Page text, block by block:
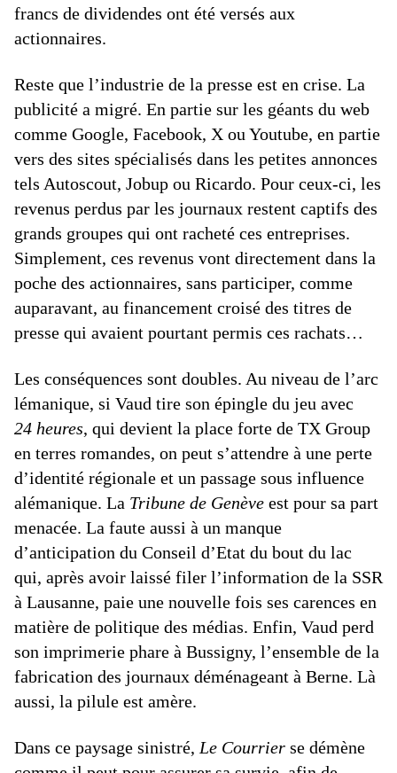
francs de dividendes ont été versés aux
actionnaires.
Reste que l’industrie de la presse est en crise. La
publicité a migré. En partie sur les géants du web
comme Google, Facebook, X ou Youtube, en partie
vers des sites spécialisés dans les petites annonces
tels Autoscout, Jobup ou Ricardo. Pour ceux-ci, les
revenus perdus par les journaux restent captifs des
grands groupes qui ont racheté ces entreprises.
Simplement, ces revenus vont directement dans la
poche des actionnaires, sans participer, comme
auparavant, au financement croisé des titres de
presse qui avaient pourtant permis ces rachats…
Les conséquences sont doubles. Au niveau de l’arc
lémanique, si Vaud tire son épingle du jeu avec
24 heures, qui devient la place forte de TX Group
en terres romandes, on peut s’attendre à une perte
d’identité régionale et un passage sous influence
alémanique. La Tribune de Genève est pour sa part
menacée. La faute aussi à un manque
d’anticipation du Conseil d’Etat du bout du lac
qui, après avoir laissé filer l’information de la SSR
à Lausanne, paie une nouvelle fois ses carences en
matière de politique des médias. Enfin, Vaud perd
son imprimerie phare à Bussigny, l’ensemble de la
fabrication des journaux déménageant à Berne. Là
aussi, la pilule est amère.
Dans ce paysage sinistré, Le Courrier se démène